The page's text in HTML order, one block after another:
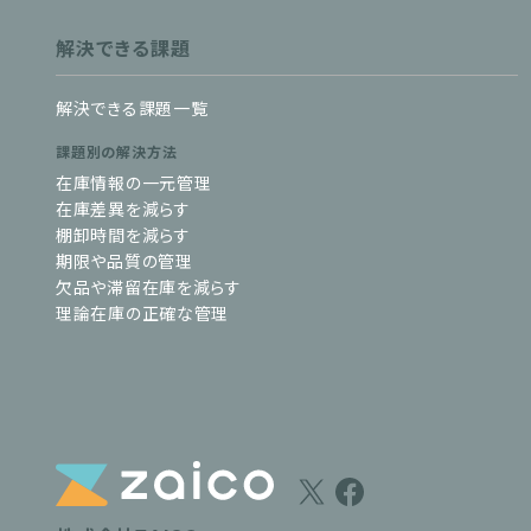
解決できる課題
解決できる課題一覧
課題別の解決方法
在庫情報の一元管理
在庫差異を減らす
棚卸時間を減らす
期限や品質の管理
欠品や滞留在庫を減らす
理論在庫の正確な管理